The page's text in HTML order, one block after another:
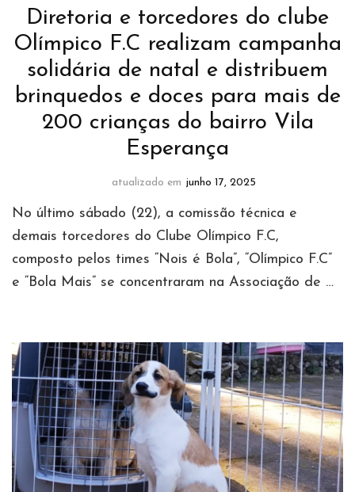
Diretoria e torcedores do clube
Olímpico F.C realizam campanha
solidária de natal e distribuem
brinquedos e doces para mais de
200 crianças do bairro Vila
Esperança
atualizado em junho 17, 2025
No último sábado (22), a comissão técnica e
demais torcedores do Clube Olímpico F.C,
composto pelos times “Nois é Bola”, “Olímpico F.C”
e “Bola Mais” se concentraram na Associação de …